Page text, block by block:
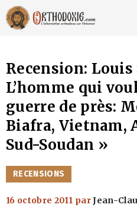
Aller
au
contenu
Recension:
L’homme qui
guerre de près:
Biafra, Vietnam,
Sud-Soudan »
CATÉGORIES
RECENSIONS
16 octobre 2011 parJean-